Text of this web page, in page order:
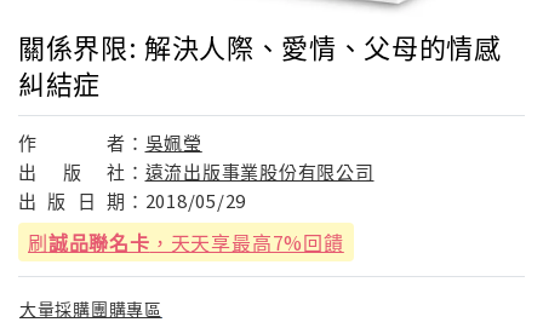
關係界限: 解決人際、愛情、父母的情感
糾結症
作 者： 吳姵瑩
出
版 社： 遠流出版事業股份有限公司
出 版 日 期： 2018/05/29
刷誠品聯名卡 ，天天享最高7%回饋
大量採購團購專區